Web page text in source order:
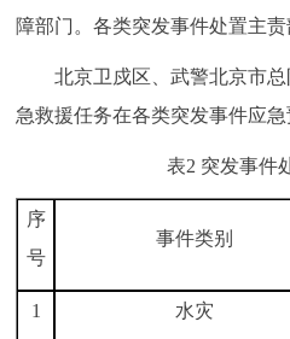
障部门。各类突发事件处置主责
北京卫戍区、武警北京市总
急救援任务在各类突发事件应急
表2 突发事件
序
号
事件类别
1 水灾